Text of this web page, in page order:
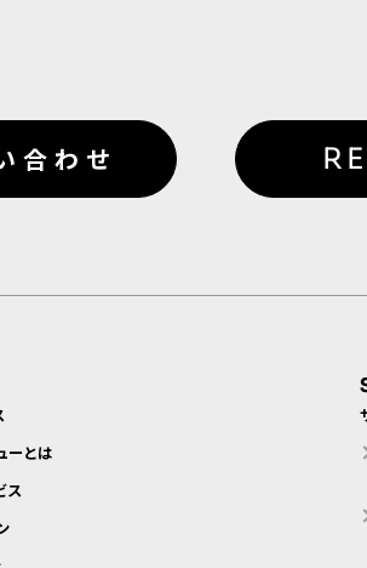
合わせ
ーとは
ス